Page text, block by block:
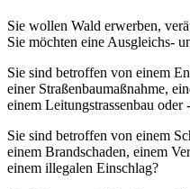
Sie wollen Wald erwerben,
Sie möchten eine Ausgleichs-
Sie sind betroffen von einem
einer Straßenbaumaßnahme,
einem Leitungstrassenbau oder
Sie sind betroffen von einem
einem Brandschaden, einem
einem illegalen Einschlag?